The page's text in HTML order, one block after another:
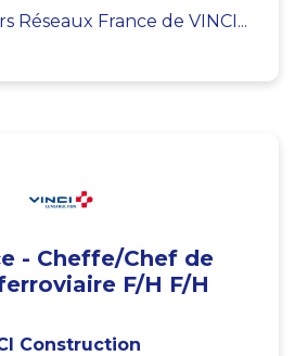
Réseaux France de VINCI...
- Cheffe/Chef de
F/H F/H
Construction